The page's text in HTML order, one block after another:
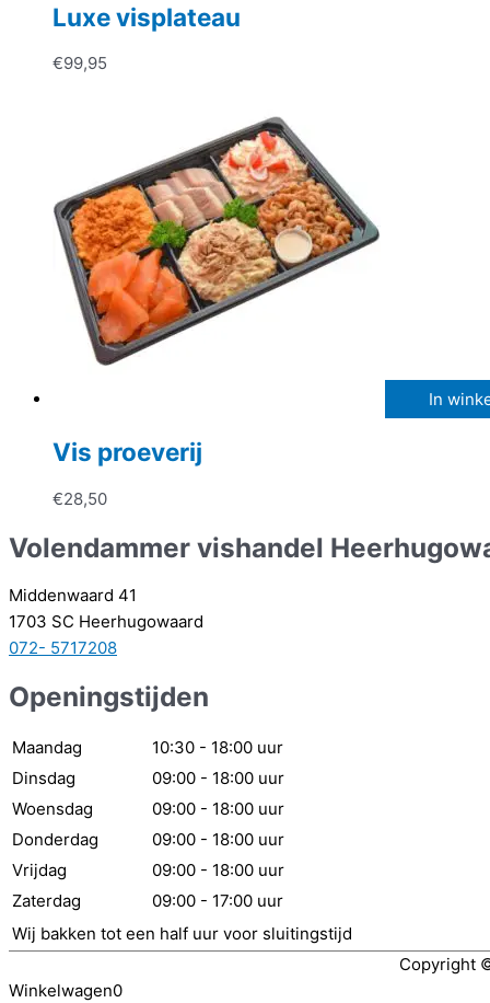
Luxe visplateau
€99,95
In
Vis proeverij
€28,50
Volendammer vishandel
Middenwaard 41
1703 SC Heerhugowaard
072- 5717208
Openingstijden
Maandag
10:30 - 18:00 uur
Dinsdag
09:00 - 18:00 uur
Woensdag
09:00 - 18:00 uur
Donderdag
09:00 - 18:00 uur
Vrijdag
09:00 - 18:00 uur
Zaterdag
09:00 - 17:00 uur
Wij bakken tot een half uur voor sluitingstijd
Copyright
Winkelwagen0